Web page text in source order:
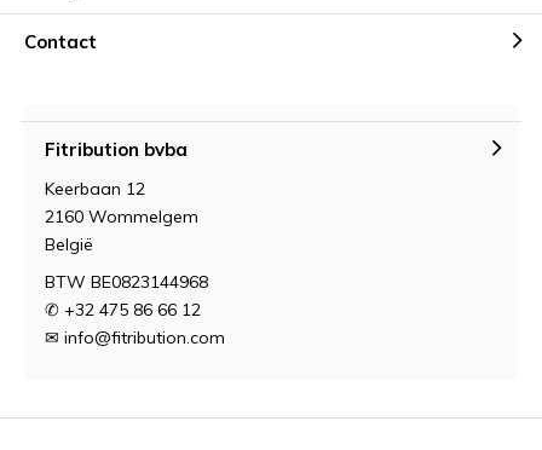
Contact
Fitribution bvba
Keerbaan 12
2160 Wommelgem
België
BTW BE0823144968
✆ +32 475 86 66 12
✉ info@fitribution.com